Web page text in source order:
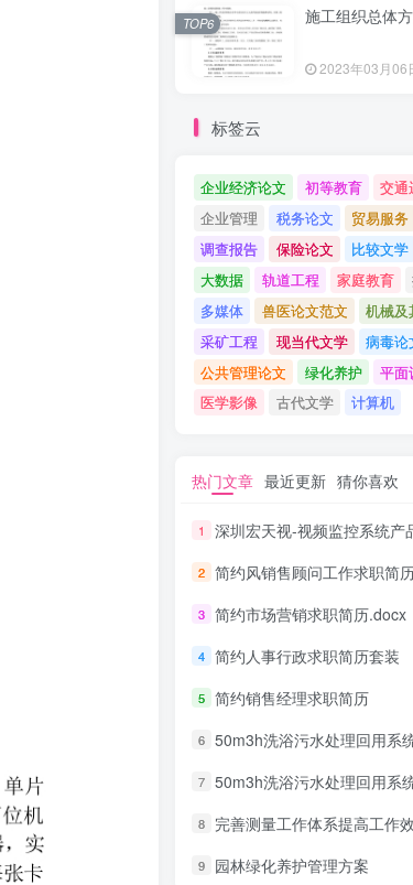
施工组织总体
2023年03月06
TOP6
标签云
企业经济论文 初等教育
交通
企业管理
税务论文 贸易服务
调查报告
保险论文 比较文学
大数据
轨道工程 家庭教育
多媒体
兽医论文范文
机械及
采矿工程
现当代文学
病毒论
公共管理论文
绿化养护
平面
医学影像
古代文学 计算机
热门文章 最近更新 猜你喜欢
1 深圳宏天视-视频监控系统产
2 简约风销售顾问工作求职简
3 简约市场营销求职简历.docx
4 简约人事行政求职简历套装
5 简约销售经理求职简历
6 50m3h洗浴污水处理回用系统
7 50m3h洗浴污水处理回用系
8 完善测量工作体系提高工作
9 园林绿化养护管理方案